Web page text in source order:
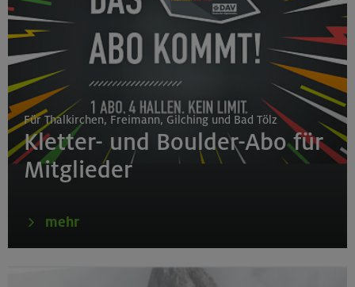
Für Thalkirchen, Freimann, Gilching und Bad Tölz
Kletter- und Boulder-Abo für
Mitglieder
mehr